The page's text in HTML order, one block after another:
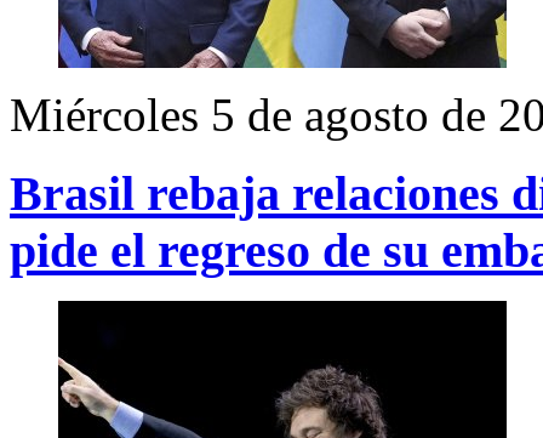
Miércoles 5 de agosto de
Brasil rebaja relaciones
pide el regreso de su